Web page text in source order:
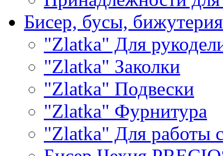
Бисер, бусы, бижутерия
"Zlatka" Для
"Zlatka" Заколки
"Zlatka" Подвески
"Zlatka" Фурнитура
"Zlatka" Для работы